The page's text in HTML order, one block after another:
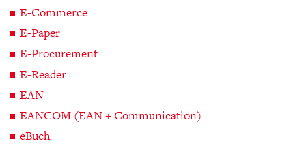
E-Commerce
E-Paper
E-Procurement
E-Reader
EAN
EANCOM (EAN + Communication)
eBuch